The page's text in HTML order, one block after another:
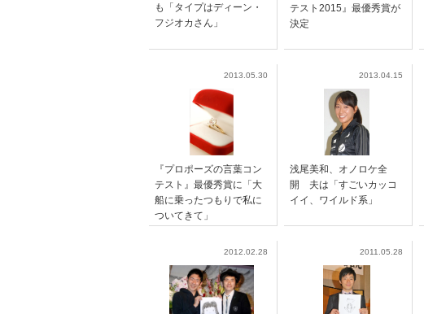
も「タイプはディーン・
フジオカさん」
テスト2015』最優秀賞が
決定
2013.05.30
『プロポーズの言葉コン
テスト』最優秀賞に「大
船に乗ったつもりで私に
ついてきて」
2013.04.15
浅尾美和、オノロケ全
開 夫は「すごいカッコ
イイ、ワイルド系」
2012.02.28 2011.05.28